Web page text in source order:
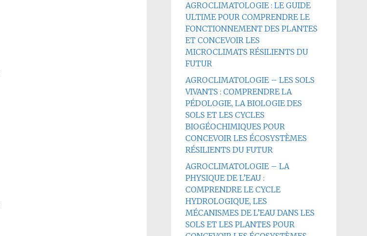
AGROCLIMATOLOGIE : LE GUIDE
ULTIME POUR COMPRENDRE LE
FONCTIONNEMENT DES PLANTES
ET CONCEVOIR LES
MICROCLIMATS RÉSILIENTS DU
FUTUR
AGROCLIMATOLOGIE – LES SOLS
VIVANTS : COMPRENDRE LA
PÉDOLOGIE, LA BIOLOGIE DES
SOLS ET LES CYCLES
BIOGÉOCHIMIQUES POUR
CONCEVOIR LES ÉCOSYSTÈMES
RÉSILIENTS DU FUTUR
AGROCLIMATOLOGIE – LA
PHYSIQUE DE L’EAU :
COMPRENDRE LE CYCLE
HYDROLOGIQUE, LES
MÉCANISMES DE L’EAU DANS LES
SOLS ET LES PLANTES POUR